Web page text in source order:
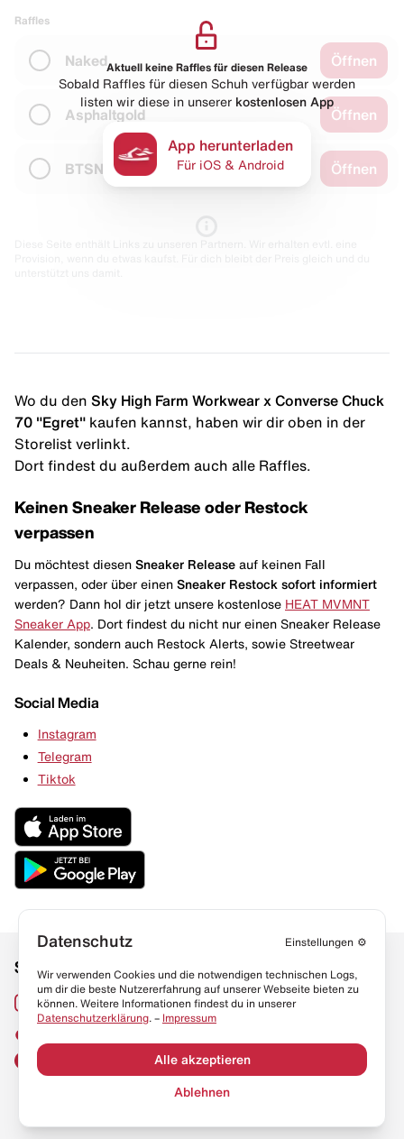
Raffles
Naked Öffnen
Asphaltgold Öffnen
BTSN Öffnen
Aktuell keine Raffles für diesen Release
Sobald Raffles für diesen Schuh verfügbar werden
listen wir diese in unserer kostenlosen App
App herunterladen
Für iOS & Android
Wo du den Sky High Farm Workwear x Converse Chuck
70 "Egret" kaufen kannst, haben wir dir oben in der
Storelist verlinkt.
Dort findest du außerdem auch alle Raffles.
Keinen Sneaker Release oder Restock
verpassen
Du möchtest diesen Sneaker Release auf keinen Fall
verpassen, oder über einen Sneaker Restock sofort informiert
werden? Dann hol dir jetzt unsere kostenlose HEAT MVMNT
Sneaker App . Dort findest du nicht nur einen Sneaker Release
Kalender, sondern auch Restock Alerts, sowie Streetwear
Deals & Neuheiten. Schau gerne rein!
Social Media
Instagram
Telegram
Tiktok
Social Media
Instagram
Links
Sneaker Lexikon
Resell Guide
Datenschutz
Datenschutz Einstellungen ⚙️
Wir verwenden Cookies und die notwendigen technischen Logs,
um dir die beste Nutzererfahrung auf unserer Webseite bieten zu
können. Weitere Informationen findest du in unserer
Datenschutzerklärung. – Impressum
Alle akzeptieren
Ablehnen